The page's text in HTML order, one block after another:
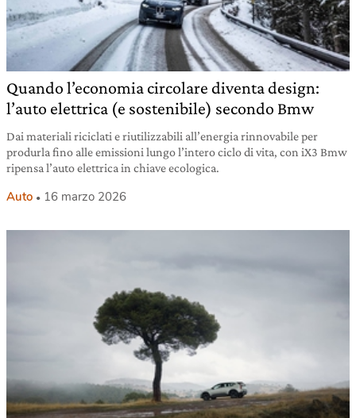
Quando l’economia circolare diventa design:
l’auto elettrica (e sostenibile) secondo Bmw
Dai materiali riciclati e riutilizzabili all’energia rinnovabile per
produrla fino alle emissioni lungo l’intero ciclo di vita, con iX3 Bmw
ripensa l’auto elettrica in chiave ecologica.
Auto 16 marzo 2026